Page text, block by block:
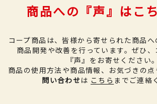
商品への『声』はこ
コープ商品は、皆様から寄せられた商品
商品開発や改善を行っています。 ぜひ、
『声』をお寄せください。
商品の使用方法や商品情報、お気づきの
問い合わせは こちら までご連絡